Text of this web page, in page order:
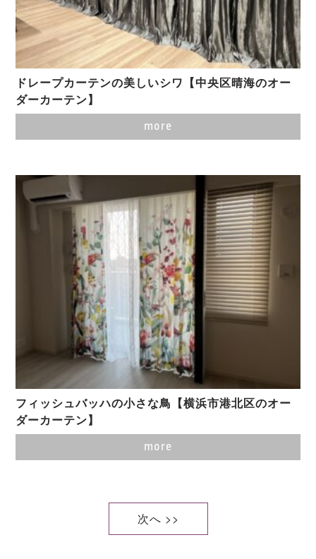
ドレープカーテンの美しいシワ【中央区晴海のオー
ダーカーテン】
more
フィッシュバッハの小さな鳥【横浜市港北区のオー
ダーカーテン】
more
次へ >>